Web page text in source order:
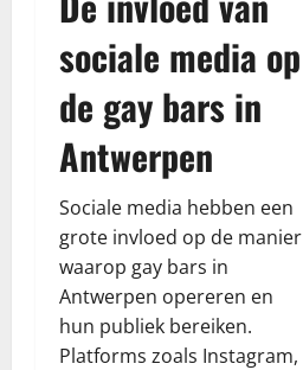
sociale media op
de gay bars in
Antwerpen
Sociale media hebben een
grote invloed op de manier
waarop gay bars in
Antwerpen opereren en
hun publiek bereiken.
Platforms zoals Instagram,